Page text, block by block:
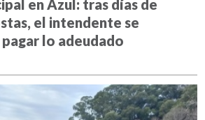
en Azul: tras días de
el intendente se
lo adeudado